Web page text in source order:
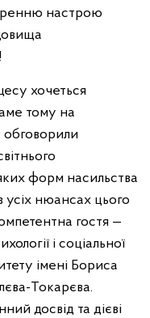
настрою
хочеться
тому на
форм насильства
усіх нюансах цього
гостя —
і соціальної
імені Бориса
Токарєва.
досвід та дієві